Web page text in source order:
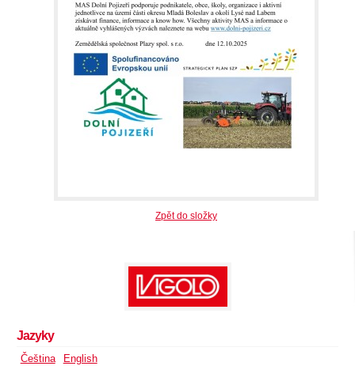
Zpět do složky
Jazyky
Čeština English